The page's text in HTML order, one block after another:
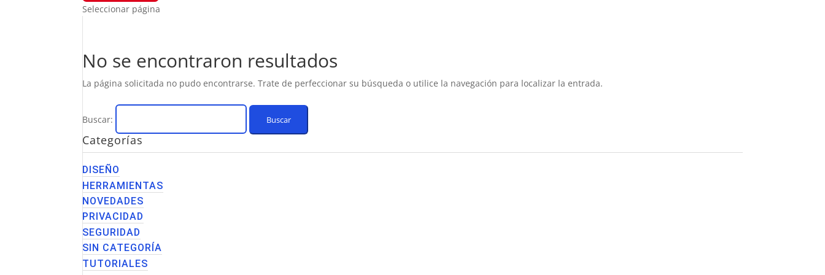
Seleccionar página
No se encontraron resultados
La página solicitada no pudo encontrarse. Trate de perfeccionar su búsqueda o utilice la navegación para localizar la entrada.
Buscar:
Categorías
DISEÑO
HERRAMIENTAS
NOVEDADES
PRIVACIDAD
SEGURIDAD
SIN CATEGORÍA
TUTORIALES